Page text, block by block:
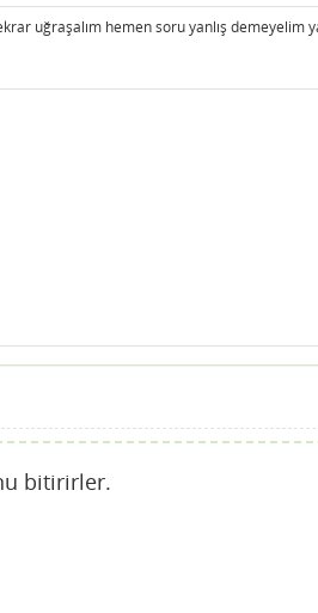
uğraşalım hemen soru yanlış demeyelim
bitirirler.